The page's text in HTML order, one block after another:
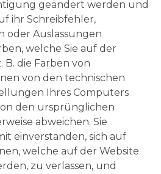
geändert werden und
ihr Schreibfehler,
oder Auslassungen
welche Sie auf der
B. die Farben von
von den technischen
Ihres Computers
den ursprünglichen
abweichen. Sie
einverstanden, sich auf
welche auf der Website
zu verlassen, und